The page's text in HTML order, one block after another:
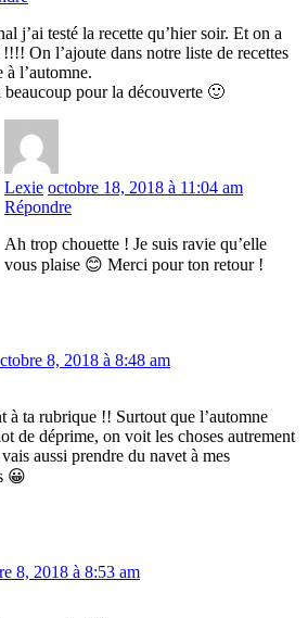
j’ai testé la recette qu’hier soir. Et on a
!!!! On l’ajoute dans notre liste de recettes
à l’automne.
pour la découverte 🙂
Lexie octobre 18, 2018 à 11:04 am
Répondre
Ah trop chouette ! Je suis ravie qu’elle
vous plaise 😊 Merci pour ton retour !
8, 2018 à 8:48 am
à ta rubrique !! Surtout que l’automne
de déprime, on voit les choses autrement
aussi prendre du navet à mes
😀
8, 2018 à 8:53 am